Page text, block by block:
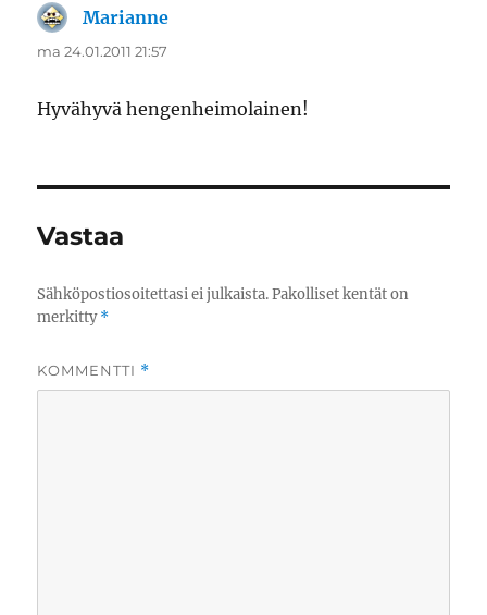
Marianne
ma 24.01.2011 21:57
Hyvähyvä hengenheimolainen!
Vastaa
Sähköpostiosoitettasi ei julkaista. Pakolliset kentät on
merkitty*
KOMMENTTI *